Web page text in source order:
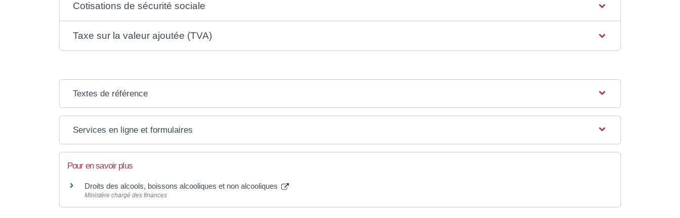
Cotisations de sécurité sociale
Taxe sur la valeur ajoutée (TVA)
Textes de référence
Services en ligne et formulaires
Pour en savoir plus
Droits des alcools, boissons alcooliques et non alcooliques
Ministère chargé des finances